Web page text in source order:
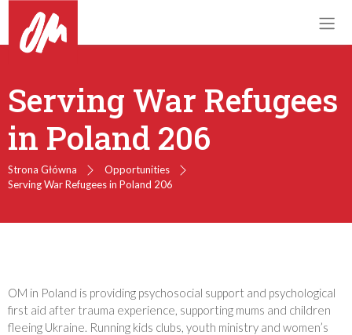
Serving War Refugees
in Poland 206
Strona Główna
Opportunities
Serving War Refugees in Poland 206
OM in Poland is providing psychosocial support and psychological
first aid after trauma experience, supporting mums and children
fleeing Ukraine. Running kids clubs, youth ministry and women’s